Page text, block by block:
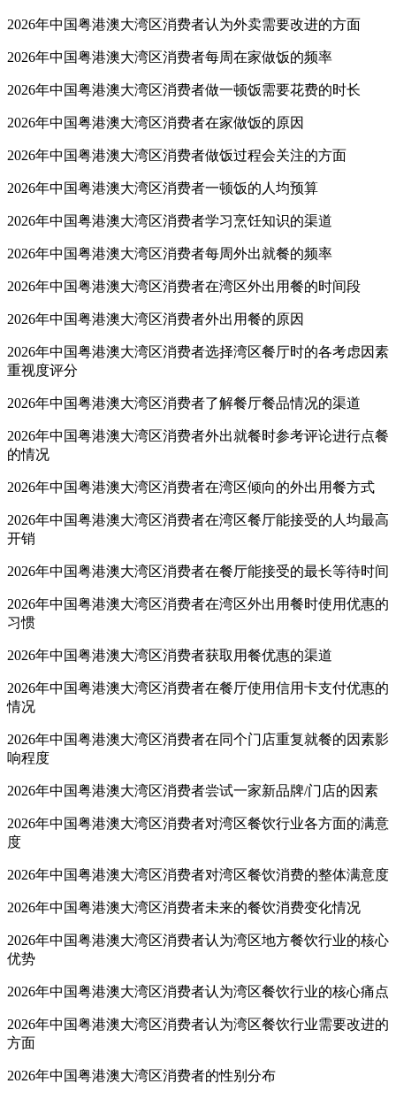
2026年中国粤港澳大湾区消费者认为外卖需要改进的方面
2026年中国粤港澳大湾区消费者每周在家做饭的频率
2026年中国粤港澳大湾区消费者做一顿饭需要花费的时长
2026年中国粤港澳大湾区消费者在家做饭的原因
2026年中国粤港澳大湾区消费者做饭过程会关注的方面
2026年中国粤港澳大湾区消费者一顿饭的人均预算
2026年中国粤港澳大湾区消费者学习烹饪知识的渠道
2026年中国粤港澳大湾区消费者每周外出就餐的频率
2026年中国粤港澳大湾区消费者在湾区外出用餐的时间段
2026年中国粤港澳大湾区消费者外出用餐的原因
2026年中国粤港澳大湾区消费者选择湾区餐厅时的各考虑因素
重视度评分
2026年中国粤港澳大湾区消费者了解餐厅餐品情况的渠道
2026年中国粤港澳大湾区消费者外出就餐时参考评论进行点餐
的情况
2026年中国粤港澳大湾区消费者在湾区倾向的外出用餐方式
2026年中国粤港澳大湾区消费者在湾区餐厅能接受的人均最高
开销
2026年中国粤港澳大湾区消费者在餐厅能接受的最长等待时间
2026年中国粤港澳大湾区消费者在湾区外出用餐时使用优惠的
习惯
2026年中国粤港澳大湾区消费者获取用餐优惠的渠道
2026年中国粤港澳大湾区消费者在餐厅使用信用卡支付优惠的
情况
2026年中国粤港澳大湾区消费者在同个门店重复就餐的因素影
响程度
2026年中国粤港澳大湾区消费者尝试一家新品牌/门店的因素
2026年中国粤港澳大湾区消费者对湾区餐饮行业各方面的满意
度
2026年中国粤港澳大湾区消费者对湾区餐饮消费的整体满意度
2026年中国粤港澳大湾区消费者未来的餐饮消费变化情况
2026年中国粤港澳大湾区消费者认为湾区地方餐饮行业的核心
优势
2026年中国粤港澳大湾区消费者认为湾区餐饮行业的核心痛点
2026年中国粤港澳大湾区消费者认为湾区餐饮行业需要改进的
方面
2026年中国粤港澳大湾区消费者的性别分布